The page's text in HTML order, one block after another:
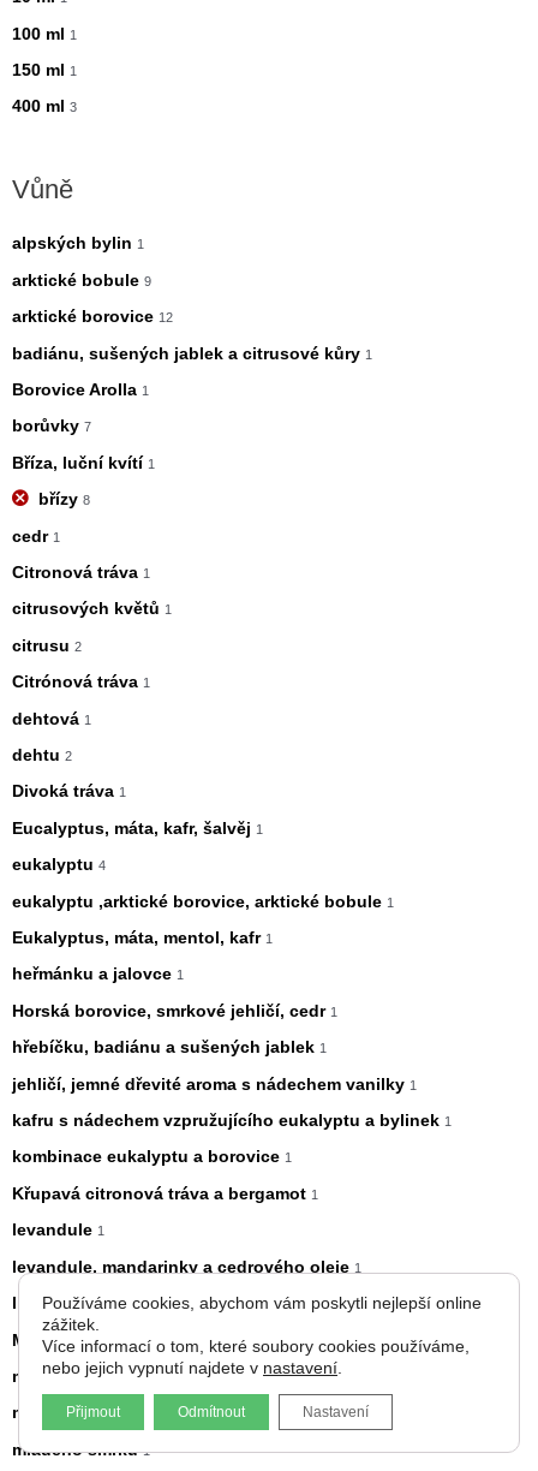
100 ml 1
150 ml 1
400 ml 3
Vůně
alpských bylin 1
arktické bobule 9
arktické borovice 12
badiánu, sušených jablek a citrusové kůry 1
Borovice Arolla 1
borůvky 7
Bříza, luční kvítí 1
břízy 8
cedr 1
Citronová tráva 1
citrusových květů 1
citrusu 2
Citrónová tráva 1
dehtová 1
dehtu 2
Divoká tráva 1
Eucalyptus, máta, kafr, šalvěj 1
eukalyptu 4
eukalyptu ,arktické borovice, arktické bobule 1
Eukalyptus, máta, mentol, kafr 1
heřmánku a jalovce 1
Horská borovice, smrkové jehličí, cedr 1
hřebíčku, badiánu a sušených jablek 1
jehličí, jemné dřevité aroma s nádechem vanilky 1
kafru s nádechem vzpružujícího eukalyptu a bylinek 1
kombinace eukalyptu a borovice 1
Křupavá citronová tráva a bergamot 1
levandule 1
levandule, mandarinky a cedrového oleje 1
limetky 1
Mango
meduňky 1
mentolu 1
mladého smrku 1
Používáme cookies, abychom vám poskytli nejlepší online
zážitek.
Více informací o tom, které soubory cookies používáme,
nebo jejich vypnutí najdete v nastavení
Přijmout Odmítnout Nastavení